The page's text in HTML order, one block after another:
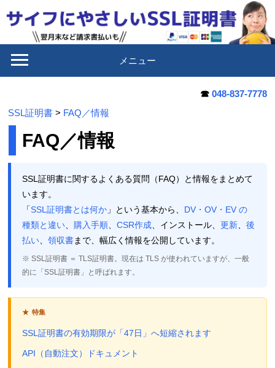
メニュー
☎ 048-837-7778
SSL証明書 > FAQ／情報
FAQ／情報
SSL証明書に関するよくある質問（FAQ）と情報をまとめて
います。
「SSL証明書とは何か 」という基本から、 DV・OV・EV の
種類と違い
購入手順 、CSR作成 、インストール、更新 、後
払い 、領収書まで、幅広く情報を公開しています。
※ SSL証明書 ＝ TLS証明書。現在は TLS が使われていますが、一般
的に「SSL証明書」と呼ばれます。
★ 特集
SSL証明書の有効期限が「47日」へ短縮されます
API（自動注文）ドキュメント